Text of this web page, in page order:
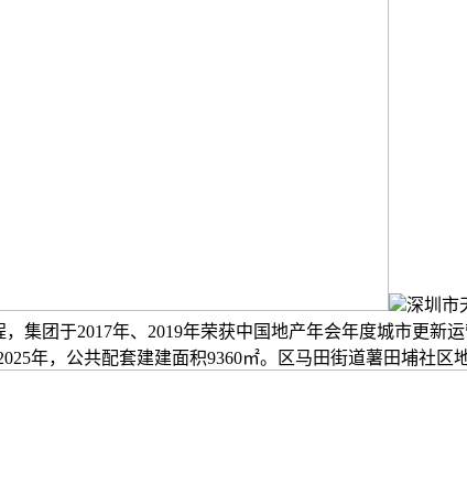
深圳市
集团于2017年、2019年荣获中国地产年会年度城市更新
年，公共配套建建面积9360㎡。区马田街道薯田埔社